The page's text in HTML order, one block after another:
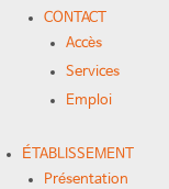
CONTACT
Accès
Services
Emploi
ÉTABLISSEMENT
Présentation